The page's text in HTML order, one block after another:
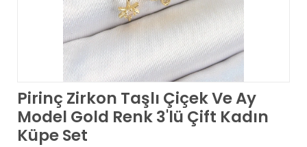
Pirinç Zirkon Taşlı Çiçek Ve Ay
Model Gold Renk 3'lü Çift Kadın
Küpe Set